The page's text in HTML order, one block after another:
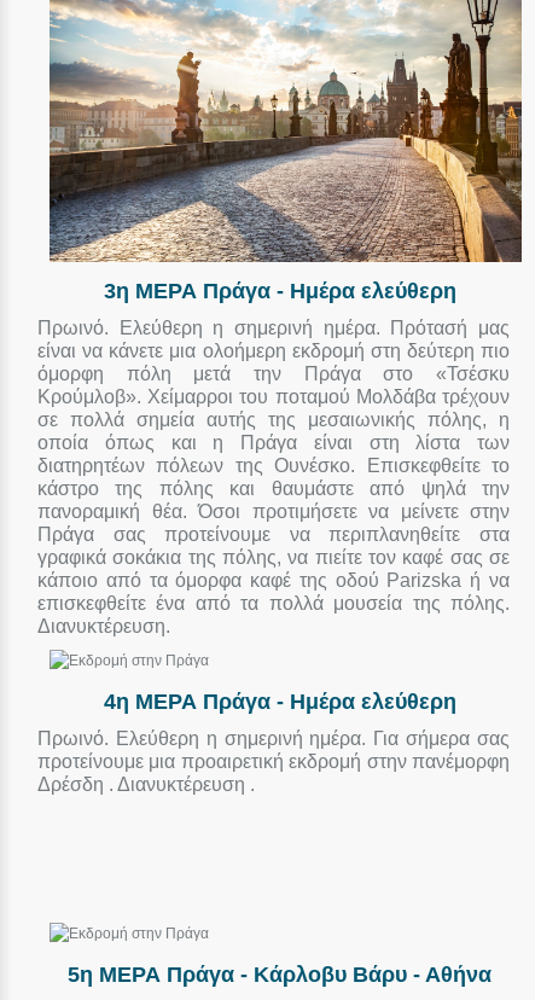
3η ΜΕΡΑ Πράγα - Ημέρα ελεύθερη
Πρωινό. Ελεύθερη η σημερινή ημέρα. Πρότασή μας
είναι να κάνετε μια ολοήμερη εκδρομή στη δεύτερη πιο
όμορφη πόλη μετά την Πράγα στο «Τσέσκυ
Κρούμλοβ». Χείμαρροι του ποταμού Μολδάβα τρέχουν
σε πολλά σημεία αυτής της μεσαιωνικής πόλης, η
οποία όπως και η Πράγα είναι στη λίστα των
διατηρητέων πόλεων της Ουνέσκο. Επισκεφθείτε το
κάστρο της πόλης και θαυμάστε από ψηλά την
πανοραμική θέα. Όσοι προτιμήσετε να μείνετε στην
Πράγα σας προτείνουμε να περιπλανηθείτε στα
γραφικά σοκάκια της πόλης, να πιείτε τον καφέ σας σε
κάποιο από τα όμορφα καφέ της οδού Parizska ή να
επισκεφθείτε ένα από τα πολλά μουσεία της πόλης.
Διανυκτέρευση.
4η ΜΕΡΑ Πράγα - Ημέρα ελεύθερη
Πρωινό. Ελεύθερη η σημερινή ημέρα. Για σήμερα σας
προτείνουμε μια προαιρετική εκδρομή στην πανέμορφη
Δρέσδη . Διανυκτέρευση .
5η ΜΕΡΑ Πράγα - Κάρλοβυ Βάρυ - Αθήνα